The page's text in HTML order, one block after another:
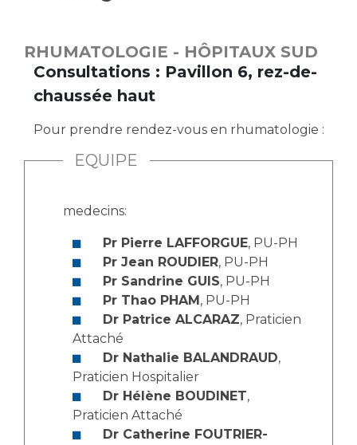
Vous allez être hospitalisé(e)
Vous avez un examen d'imagerie ou de radiologie
Vous avez une analyse à réaliser
Vous venez en consultation
myaphm, votre espace santé en ligne
Infos COVID-19
Vivre ensemble à l'hôpital
Culture à l'hôpital
Laïcité et cultes
Les associations
Livret d'accueil
Salon des familles
Transports sanitaires
Vos droits, vos devoirs
Emplois administratifs
Emplois médicaux
Espace Formation
Étudiants hospitaliers
Emplois divers
Statuts
Stages paramédicaux
Chercheurs
La recherche clinique à l'AP-HM
Les structures de recherche
Écoles et Instituts de Formation
RHUMATOLOGIE - HÔPITAUX SUD
Consultations : Pavillon 6, rez-de-
chaussée haut
Pour prendre rendez-vous en rhumatologie :
EQUIPE
medecins:
Pr Pierre LAFFORGUE, PU-PH
Pr Jean ROUDIER, PU-PH
Pr Sandrine GUIS, PU-PH
Pr Thao PHAM, PU-PH
Dr Patrice ALCARAZ, Praticien
Attaché
Dr Nathalie BALANDRAUD,
Praticien Hospitalier
Dr Hélène BOUDINET,
Praticien Attaché
Dr Catherine FOUTRIER-